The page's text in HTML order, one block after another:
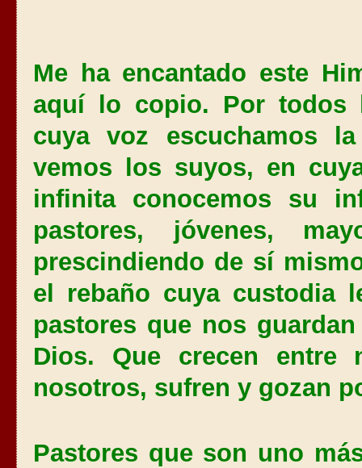
Me ha encantado este
aquí lo copio. Por todos
cuya voz escuchamos
vemos los suyos, en
infinita conocemos su
pastores, jóvenes,
prescindiendo de sí
el rebaño cuya custodia
pastores que nos
Dios. Que crecen entre
nosotros, sufren y gozan
Pastores que son uno